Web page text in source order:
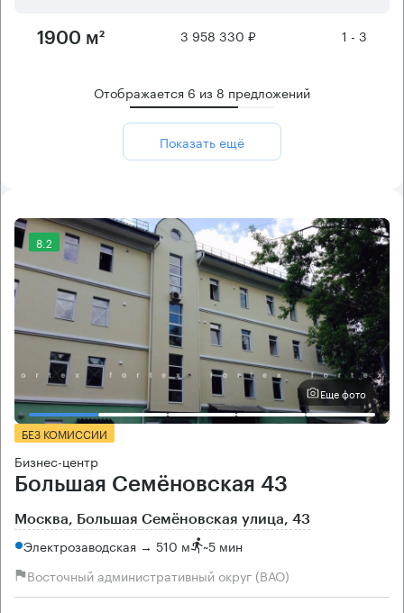
1900 м² 3 958 330 ₽ 1 - 3
Отображается 6 из 8 предложений
Показать ещё
8.2
Еще фото
БЕЗ КОМИССИИ
Бизнес-центр
Большая Семёновская 43
Москва, Большая Семёновская улица, 43
Электрозаводская → 510 м ~5 мин
Восточный административный округ (ВАО)